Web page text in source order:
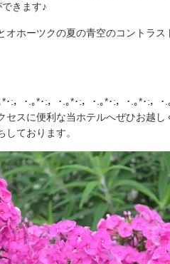
きます♪
オホーツクの夏の青空のコントラス
･:，･.｡*･:，･.｡*･:，･.｡*･:，･.｡*･:，･.
セスに便利な当ホテルへぜひお越し
しております。